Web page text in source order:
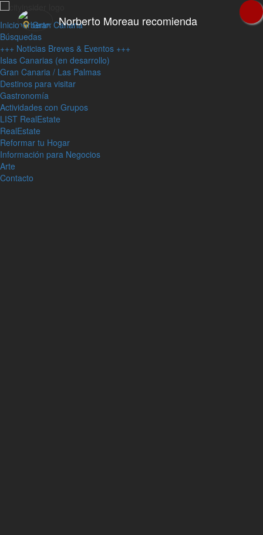
Norberto Moreau recomienda
Inicio
Gran Canaria
Búsquedas
+++ Noticias Breves & Eventos +++
Islas Canarias (en desarrollo)
Gran Canaria / Las Palmas
Destinos para visitar
Gastronomía
Actividades con Grupos
LIST RealEstate
RealEstate
Reformar tu Hogar
Información para Negocios
Arte
Contacto